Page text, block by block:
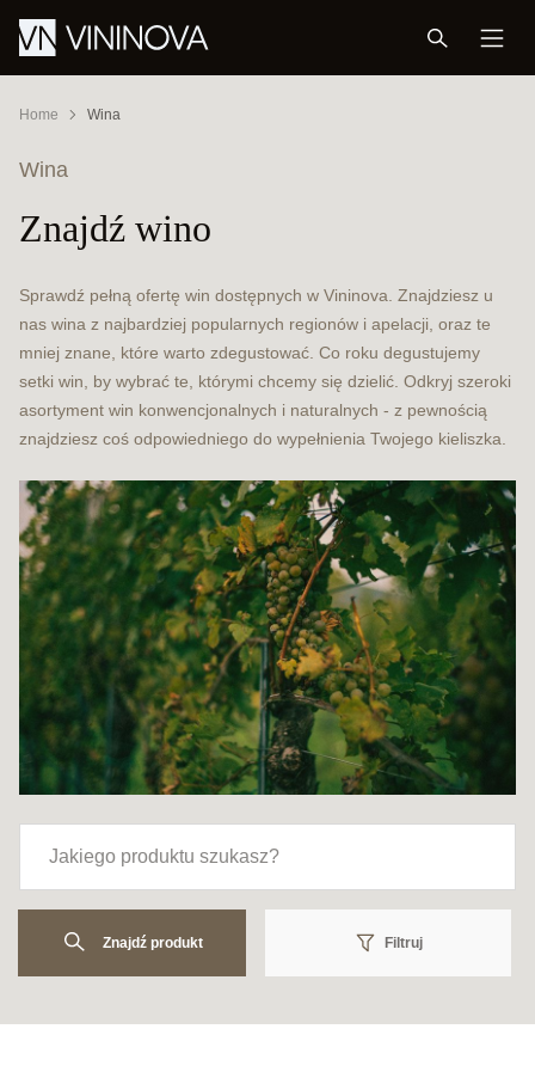
Home Wina
Wina
Znajdź wino
Sprawdź pełną ofertę win dostępnych w Vininova. Znajdziesz u
nas wina z najbardziej popularnych regionów i apelacji, oraz te
mniej znane, które warto zdegustować. Co roku degustujemy
setki win, by wybrać te, którymi chcemy się dzielić. Odkryj szeroki
asortyment win konwencjonalnych i naturalnych - z pewnością
znajdziesz coś odpowiedniego do wypełnienia Twojego kieliszka.
Znajdź produkt Filtruj